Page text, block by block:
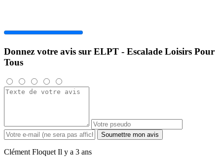
Donnez votre avis sur ELPT - Escalade Loisirs Pour
Tous
Soumettre mon avis
Clément Floquet Il y a 3 ans